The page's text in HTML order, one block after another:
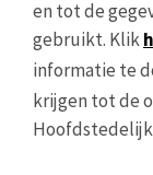
en tot de
gebruikt. Klik
informatie te
krijgen tot de
Hoofdstedelijk